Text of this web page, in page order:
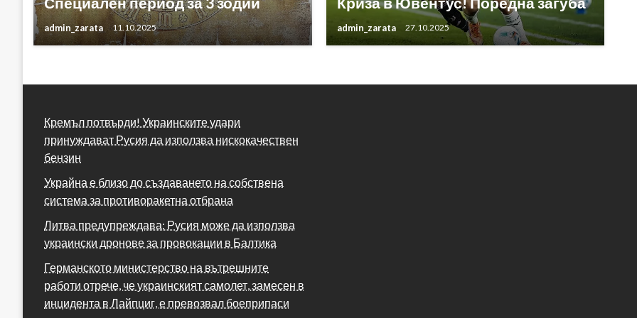
admin_zarata 11.10.2025 admin_zarata 27.10.2025
Кремъл потвърди! Украинските удари
принуждават Русия да използва нискокачествен
бензин
Украйна е близо до създаването на собствена
система за противоракетна отбрана
Литва предупреждава: Русия може да използва
украински дронове за провокации в Балтика
Германското министерство на вътрешните
работи отрече, че украинският самолет, замесен в
инцидента в Лайпциг, е превозвал боеприпаси